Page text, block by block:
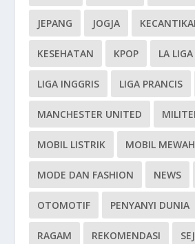
JEPANG JOGJA
KESEHATAN KPOP LA LIGA
LIGA INGGRIS LIGA PRANCIS
MANCHESTER UNITED
MOBIL LISTRIK MOBIL MEWAH
MODE DAN FASHION NEWS
OTOMOTIF PENYANYI DUNIA
RAGAM REKOMENDASI